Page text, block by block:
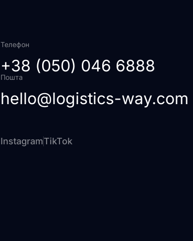
Телефон
+38 (050) 046 6888
Пошта
hello@logistics-way.com
InstagramTikTok